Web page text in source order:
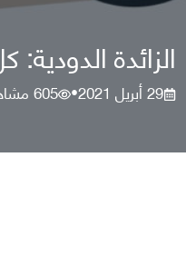
الزائدة
29 أبريل 2021 •
605